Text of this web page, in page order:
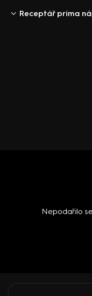
Receptář prima
Nepodařilo